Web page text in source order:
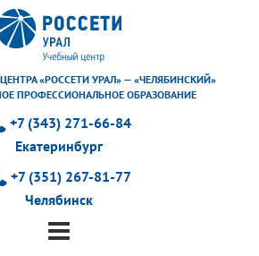
«РОССЕТИ УРАЛ» — «ЧЕЛЯБИНСКИЙ»
ПРОФЕССИОНАЛЬНОЕ ОБРАЗОВАНИЕ
+7 (343) 271-66-84
Екатеринбург
+7 (351) 267-81-77
Челябинск